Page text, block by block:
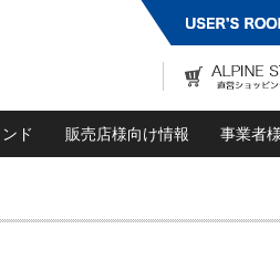
ド 販売店様向け情報 事業者